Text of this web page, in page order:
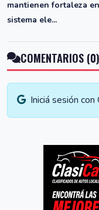
mantienen fortaleza
sistema ele...
COMENTARIOS (0)
Iniciá sesión con